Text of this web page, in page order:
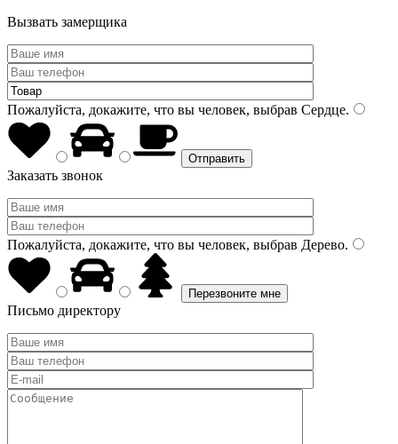
Вызвать замерщика
Пожалуйста, докажите, что вы человек, выбрав Сердце.
Заказать звонок
Пожалуйста, докажите, что вы человек, выбрав Дерево.
Письмо директору